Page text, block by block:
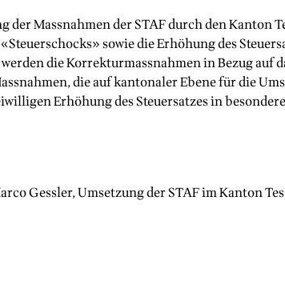
Massnahmen der STAF durch den
sowie die Erhöhung des
die Korrekturmassnahmen in Bezug
die auf kantonaler Ebene für die
Erhöhung des Steuersatzes in
Gessler,Umsetzung der STAF im Kanton